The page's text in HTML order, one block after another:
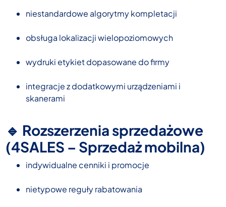
niestandardowe algorytmy kompletacji
obsługa lokalizacji wielopoziomowych
wydruki etykiet dopasowane do firmy
integracje z dodatkowymi urządzeniami i
skanerami
🔹 Rozszerzenia sprzedażowe
(4SALES – Sprzedaż mobilna)
indywidualne cenniki i promocje
nietypowe reguły rabatowania